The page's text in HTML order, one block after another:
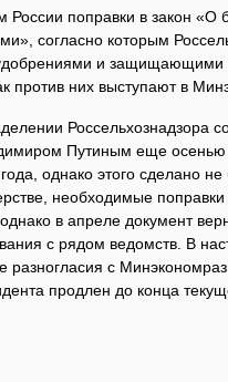
России поправки в закон «О
согласно которым
и защищающими
против них выступают в
Россельхознадзора
Путиным еще осенью
однако этого сделано
необходимые поправки
в апреле документ
с рядом ведомств. В
разногласия с
продлен до конца